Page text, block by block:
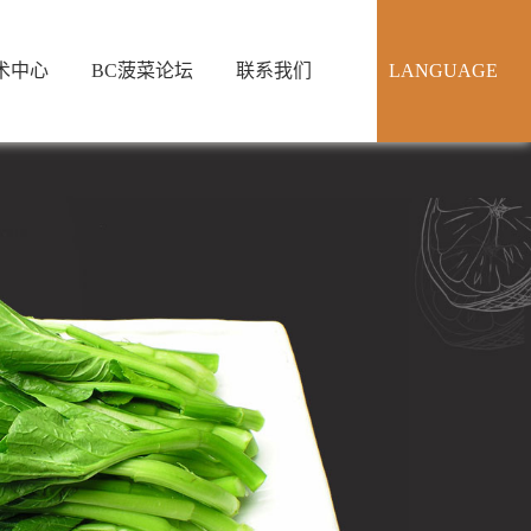
中心 BC菠菜论坛 联系我们 LANGUAGE